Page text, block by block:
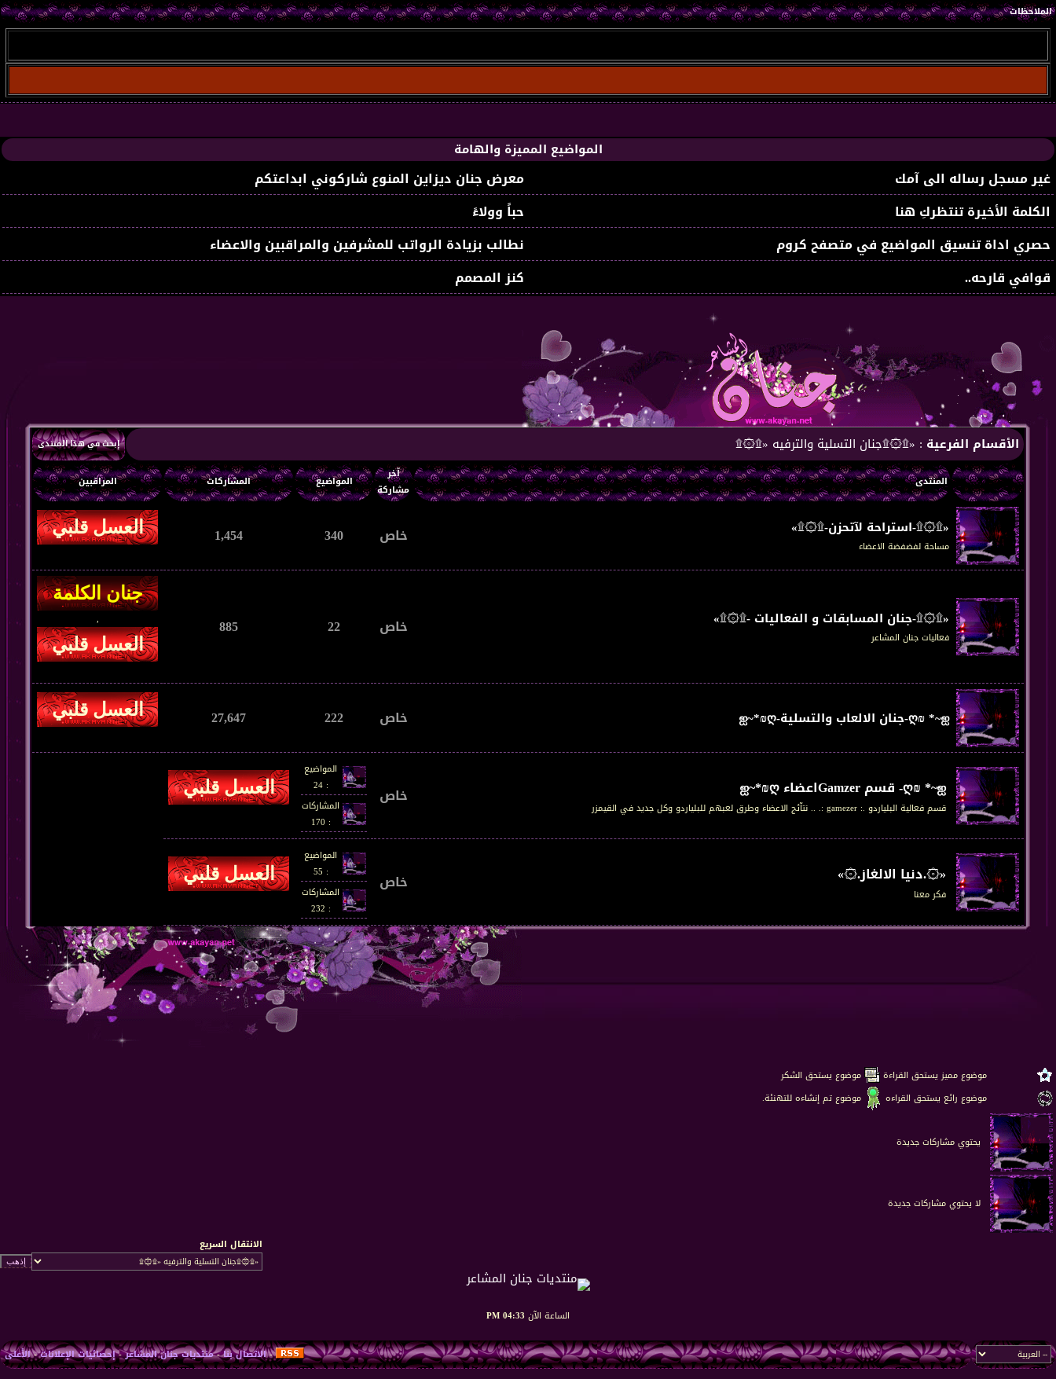
الملاحظات
المواضيع المميزة والهامة
غير مسجل رساله الى آمك
معرض جنان ديزاين المنوع شاركوني ابداعتكم
الكلمة الأخيرة تنتظركِ هنا
حباً وولاءً
حصري اداة تنسيق المواضيع في متصفح كروم
نطالب بزيادة الرواتب للمشرفين والمراقبين والاعضاء
قوافي قارحه..
كنز المصمم
الأقسام الفرعية : «۩۞۩جنان التسلية والترفيه «۩۞۩ إبحث في هذا المنتدى
المنتدى
آخر
مشاركة
المواضيع المشاركات المراقبين
«۩۞۩-استراحة لآتحزن-۩۞۩»
مساحة لفضفضة الاعضاء خاص 340
1,454
«۩۞۩-جنان المسابقات و الفعاليات -۩۞۩»
فعاليات جنان المشاعر خاص 22
885
,
ღ₪ *~ஐ-جنان الالعاب والتسلية-ஐ~*₪ღ خاص 222
27,647
ღ₪ *~ஐ- قسم Gamzerاعضاء ஐ~*₪ღ
قسم فعالية البلياردو .: gamezer :. .. نتآئج الاعضاء وطرق لعبهم للبلياردو وكل جديد في القيمزر
خاص
المواضيع
: 24
المشاركات
: 170
«۞.دنيا الالغاز.۞»
فكر معنا
خاص
المواضيع
: 55
المشاركات
: 232
موضوع مميز يستحق القراءة
موضوع يستحق الشكر
موضوع رائع يستحق القراءه
موضوع تم إنشاءه للتهنئة.
يحتوي مشاركات جديدة
لا يحتوي مشاركات جديدة
الانتقال السريع
الساعة الآن 04:33 PM
-الاتصال بنا-منتديات جنان المشاعر-إحصائيات الإعلانات-الأعلى